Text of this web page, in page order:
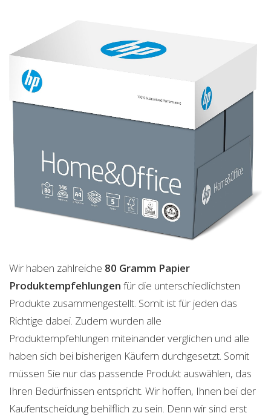
Wir haben zahlreiche 80 Gramm Papier
Produktempfehlungen für die unterschiedlichsten
Produkte zusammengestellt. Somit ist für jeden das
Richtige dabei. Zudem wurden alle
Produktempfehlungen miteinander verglichen und alle
haben sich bei bisherigen Käufern durchgesetzt. Somit
müssen Sie nur das passende Produkt auswählen, das
Ihren Bedürfnissen entspricht. Wir hoffen, Ihnen bei der
Kaufentscheidung behilflich zu sein. Denn wir sind erst